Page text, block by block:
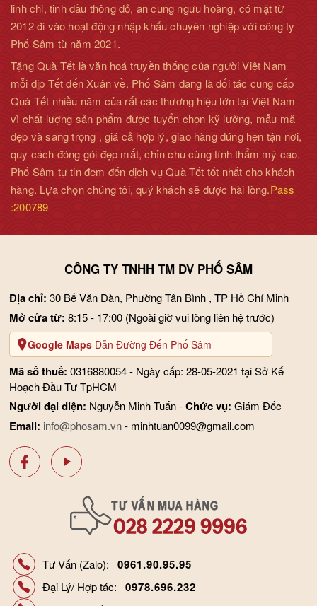
linh chi, tinh dầu thông đỏ, an cung ngưu hoàng, có mặt từ
2012 đi vào hoạt động nhập khẩu chuyên nghiệp với công ty
Phố Sâm từ năm 2021.
Tặng Quà Tết là văn hoá truyền thống của người Việt Nam
mỗi dịp Tết đến Xuân về. Phố Sâm đang là đối tác cung cấp
Quà Tết nhiều năm của rất các thương hiệu lớn tại Việt Nam
vì chất lượng sản phẩm được tuyển chọn kỹ lưỡng, mẫu mã
đẹp và sang trọng , giá cả hợp lý, giao hàng đúng hẹn tận nơi,
quy cách đóng gói đẹp mắt, chỉn chu cùng tính thẩm mỹ cao.
Phố Sâm tự tin đem đến dịch vụ Quà Tết tốt nhất cho khách
hàng. Lựa chọn chúng tôi, quý khách sẽ được hài lòng.Pass
:200789
CÔNG TY TNHH TM DV PHỐ SÂM
Địa chỉ: 30 Bế Văn Đàn, Phường Tân Bình , TP Hồ Chí Minh
Mở cửa từ:8:15 - 17:00 (Ngoài giờ vui lòng liên hệ trước)
Google Maps Dẫn Đường Đến Phố Sâm
Mã số thuế: 0316880054 - Ngày cấp: 28-05-2021 tại Sở Kế
Hoạch Đầu Tư TpHCM
Người đại diện: Nguyễn Minh Tuấn -Chức vụ: Giám Đốc
Email: info@phosam.vn- minhtuan0099@gmail.com
Tư Vấn (Zalo):0961.90.95.95
Đại Lý/ Hợp tác:0978.696.232